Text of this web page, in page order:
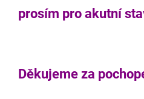
prosím pro akutní
Děkujeme za